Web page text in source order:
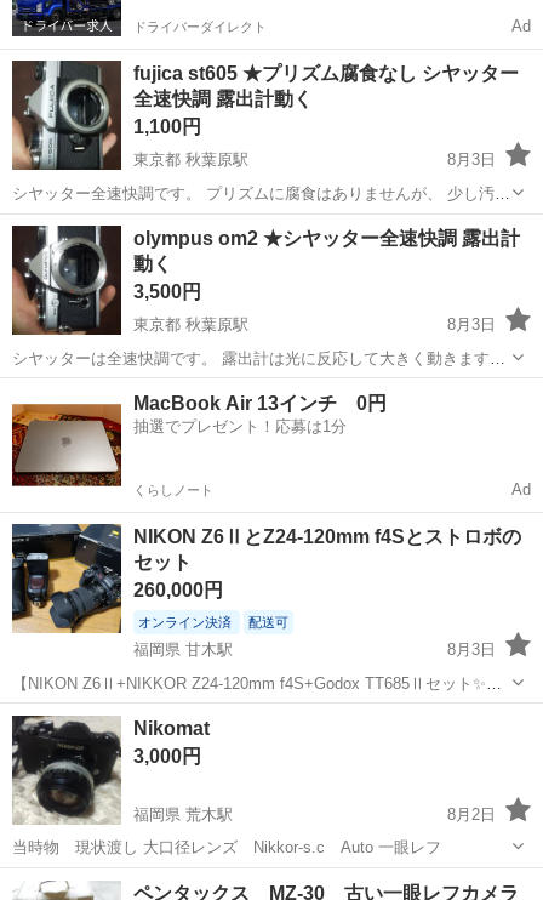
ドライバーダイレクト Ad
fujica st605 ★プリズム腐食なし シヤッター
全速快調 露出計動く
1,100円
東京都 秋葉原駅
8月3日
シヤッター全速快調です。 プリズムに腐食はありませんが、 少し汚れ
ています。 露出計は光に反応して動きます。 （精度は不明）
東京 台東区 カメラ ありません
olympus om2 ★シヤッター全速快調 露出計
動く
3,500円
東京都 秋葉原駅
8月3日
シヤッターは全速快調です。 露出計は光に反応して大きく動きます。
プリズムは腐食していますが、 修理屋に持っていけば3500円でプリズ
ム交換してくれます。
カメラ
MacBook Air 13インチ 0円
抽選でプレゼント！応募は1分
くらしノート Ad
NIKON Z6ⅡとZ24-120mm f4Sとストロボの
セット
260,000円
オンライン決済 配送可
福岡県 甘木駅
8月3日
【NIKON Z6Ⅱ+NIKKOR Z24-120mm f4S+Godox TT685Ⅱセット✨️】
このセットでNIKON Zの素晴らしい描写をすぐに楽しむことができま
す！😄✨️ （メモリーカードは別途ご購入ください🙇） ...
福岡 朝倉市
Nikomat
3,000円
福岡県 荒木駅
8月2日
当時物 現状渡し 大口径レンズ Nikkor-s.c Auto 一眼レフ
福岡 八女郡 荒木駅
ペンタックス MZ-30 古い一眼レフカメラ